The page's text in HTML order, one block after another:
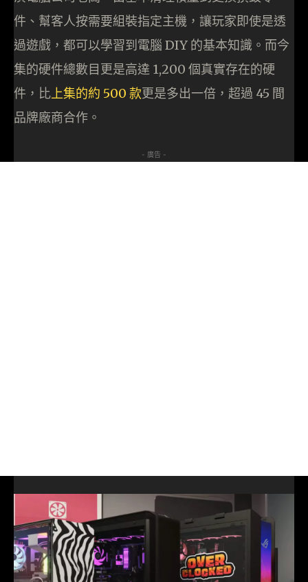
件、幫客人按需要組裝指定主機，讓玩家即使是透
過遊戲，都可以學習到電腦 DIY 的基本知識。而今
集的硬件總數目更是高達 1,200 個真實存在的硬
件，比上集的約 500 款更是多出一倍，超過 45 間
品牌廠商合作。
- 廣告 -